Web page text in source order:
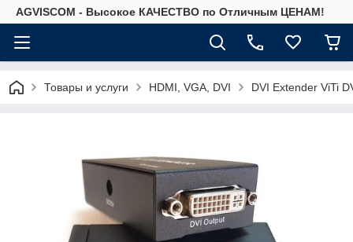
AGVISCOM - Высокое КАЧЕСТВО по Отличным ЦЕНАМ!
Товары и услуги HDMI, VGA, DVI DVI Extender ViTi